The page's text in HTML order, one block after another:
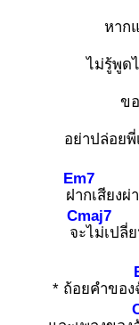
หาก
ไม่รู้พูด
ข
อย่าปล่อยพี่
ฝ
Em7
ากเสียงผ่
จ
Cmaj7
ะไม่เปลี่
* ถ้อยคำของ